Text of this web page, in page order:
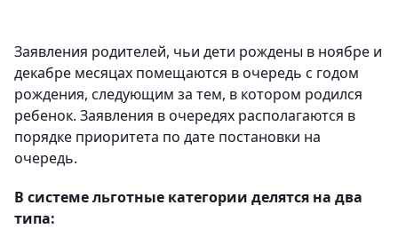
Заявления родителей, чьи дети рождены в ноябре и
декабре месяцах помещаются в очередь с годом
рождения, следующим за тем, в котором родился
ребенок. Заявления в очередях располагаются в
порядке приоритета по дате постановки на
очередь.
В системе льготные категории делятся на два
типа: